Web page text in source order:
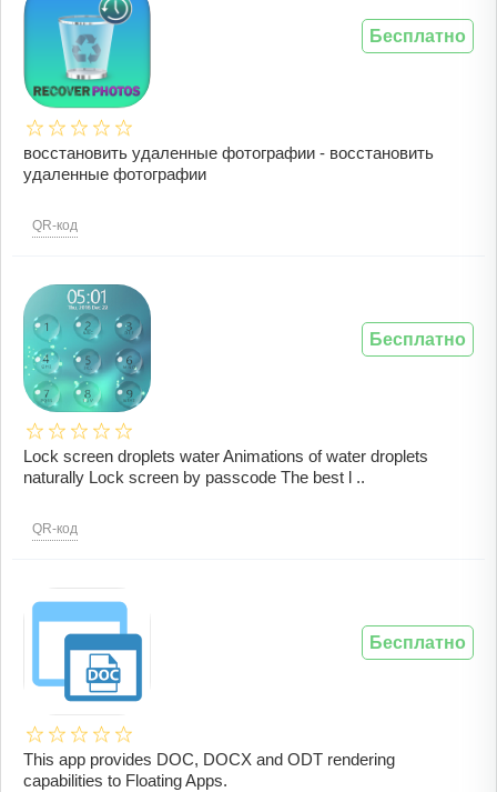
восстановить удаленные фотографии - восстановить
удаленные фотографии
QR-код
Бесплатно
Lock screen droplets water Animations of water droplets
naturally Lock screen by passcode The best l ..
QR-код
Бесплатно
This app provides DOC, DOCX and ODT rendering
capabilities to Floating Apps.
Бесплатно